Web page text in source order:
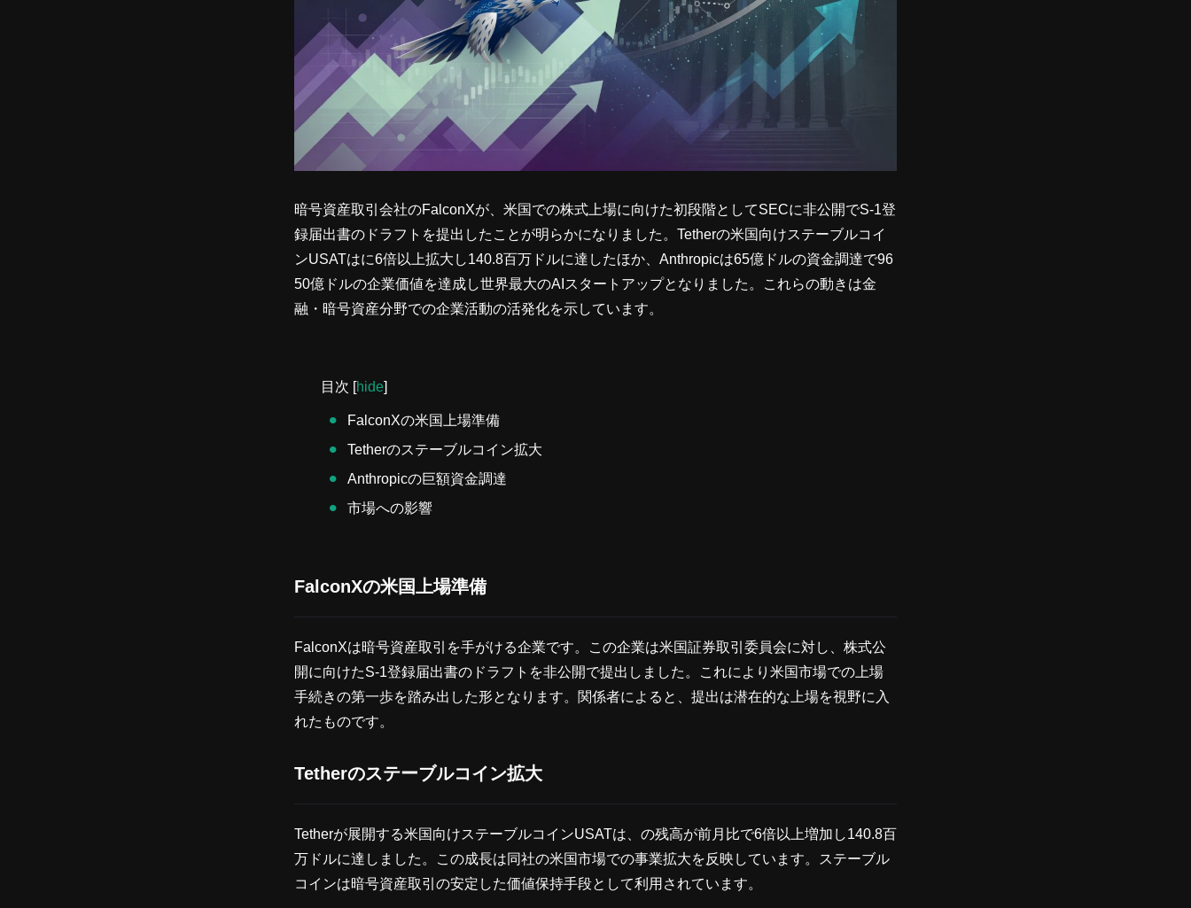
暗号資産取引会社のFalconXが、米国での株式上場に向けた初段階としてSECに非公開でS-1登
録届出書のドラフトを提出したことが明らかになりました。Tetherの米国向けステーブルコイ
ンUSATはに6倍以上拡大し140.8百万ドルに達したほか、Anthropicは65億ドルの資金調達で96
50億ドルの企業価値を達成し世界最大のAIスタートアップとなりました。これらの動きは金
融・暗号資産分野での企業活動の活発化を示しています。
目次 [hide]
FalconXの米国上場準備
Tetherのステーブルコイン拡大
Anthropicの巨額資金調達
市場への影響
FalconXの米国上場準備
FalconXは暗号資産取引を手がける企業です。この企業は米国証券取引委員会に対し、株式公
開に向けたS-1登録届出書のドラフトを非公開で提出しました。これにより米国市場での上場
手続きの第一歩を踏み出した形となります。関係者によると、提出は潜在的な上場を視野に入
れたものです。
Tetherのステーブルコイン拡大
Tetherが展開する米国向けステーブルコインUSATは、の残高が前月比で6倍以上増加し140.8百
万ドルに達しました。この成長は同社の米国市場での事業拡大を反映しています。ステーブル
コインは暗号資産取引の安定した価値保持手段として利用されています。